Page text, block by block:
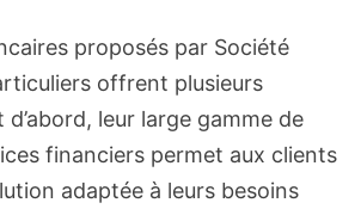
proposés par Société
offrent plusieurs
leur large gamme de
financiers permet aux clients
adaptée à leurs besoins